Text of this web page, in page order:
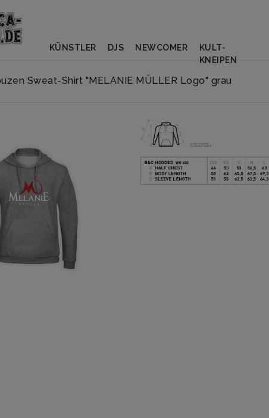
Sweat-Shirt "MELANIE MÜLLER Logo" grau
KÜNSTLER DJS NEWCOMER
KULT-
KNEIPEN